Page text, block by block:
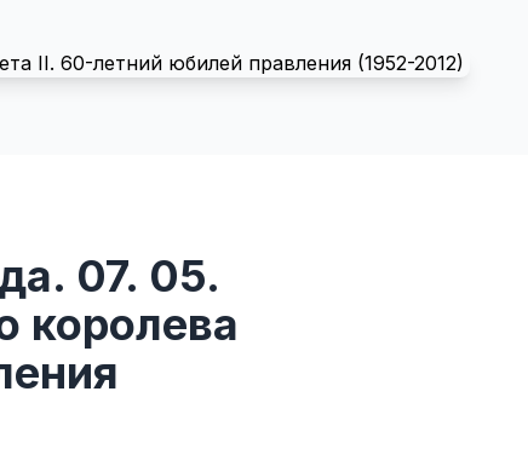
07. 05.
королева